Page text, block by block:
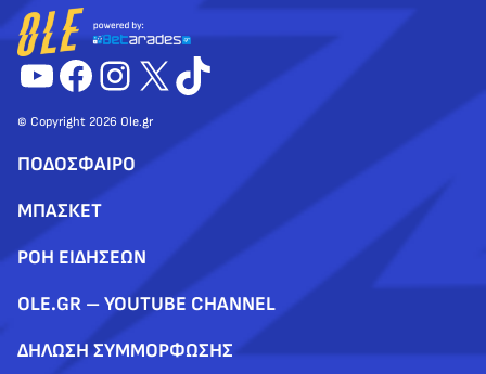
YouTube
Facebook
Instagram
X TikTok
© Copyright 2026 Ole.gr
ΠΟΔΟΣΦΑΙΡΟ
ΜΠΑΣΚΕΤ
ΡΟΗ ΕΙΔΗΣΕΩΝ
OLE.GR – YOUTUBE CHANNEL
ΔΗΛΩΣΗ ΣΥΜΜΟΡΦΩΣΗΣ